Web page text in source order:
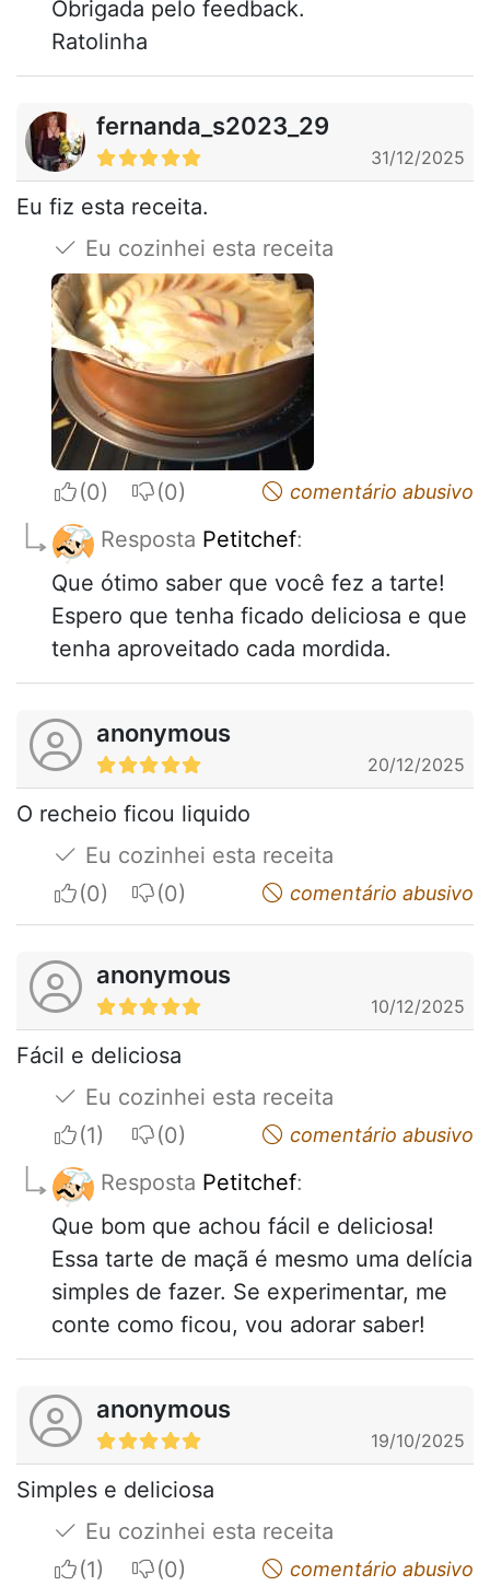
Obrigada pelo feedback.
Ratolinha
fernanda_s2023_29
31/12/2025
Eu fiz esta receita.
Eu cozinhei esta receita
I apreciateI do not appreciatecomentário abusivo
Resposta Petitchef:
Que ótimo saber que você fez a tarte!
Espero que tenha ficado deliciosa e que
tenha aproveitado cada mordida.
anonymous
20/12/2025
O recheio ficou liquido
Eu cozinhei esta receita
I apreciateI do not appreciatecomentário abusivo
anonymous
10/12/2025
Fácil e deliciosa
Eu cozinhei esta receita
I apreciateI do not appreciatecomentário abusivo
Resposta Petitchef:
Que bom que achou fácil e deliciosa!
Essa tarte de maçã é mesmo uma delícia
simples de fazer. Se experimentar, me
conte como ficou, vou adorar saber!
anonymous
19/10/2025
Simples e deliciosa
Eu cozinhei esta receita
I apreciateI do not appreciatecomentário abusivo